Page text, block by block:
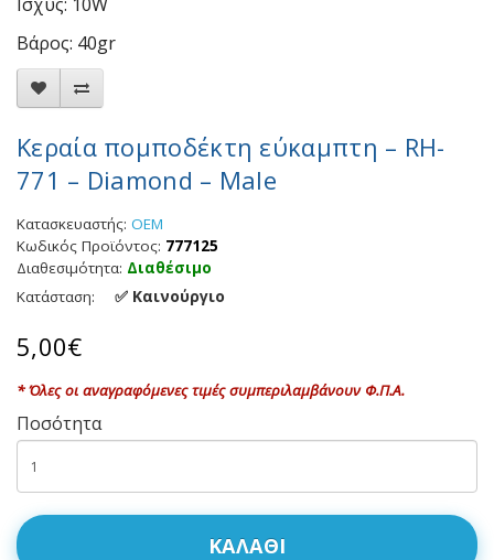
Βάρος: 40gr
Κεραία πομποδέκτη εύκαμπτη – RH-
771 – Diamond – Male
Κατασκευαστής: OEM
Κωδικός Προϊόντος: 777125
Διαθεσιμότητα: Διαθέσιμο
Κατάσταση:
✅ Καινούργιο
5,00€
* Όλες οι αναγραφόμενες τιμές συμπεριλαμβάνουν Φ.Π.Α.
Ποσότητα
ΚΑΛΆΘΙ